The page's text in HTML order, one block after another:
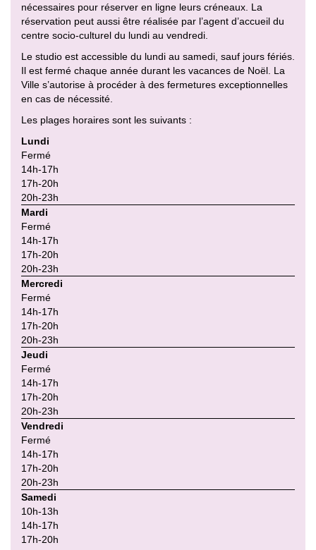
nécessaires pour réserver en ligne leurs créneaux. La
réservation peut aussi être réalisée par l’agent d’accueil du
centre socio-culturel du lundi au vendredi.
Le studio est accessible du lundi au samedi, sauf jours fériés.
Il est fermé chaque année durant les vacances de Noël. La
Ville s’autorise à procéder à des fermetures exceptionnelles
en cas de nécessité.
Les plages horaires sont les suivants :
Lundi
Fermé
14h-17h
17h-20h
20h-23h
Mardi
Fermé
14h-17h
17h-20h
20h-23h
Mercredi
Fermé
14h-17h
17h-20h
20h-23h
Jeudi
Fermé
14h-17h
17h-20h
20h-23h
Vendredi
Fermé
14h-17h
17h-20h
20h-23h
Samedi
10h-13h
14h-17h
17h-20h